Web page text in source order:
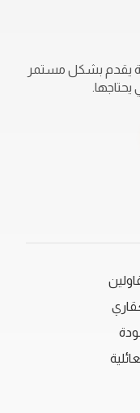
يقدم بشكل مستمر
يحتاجها.